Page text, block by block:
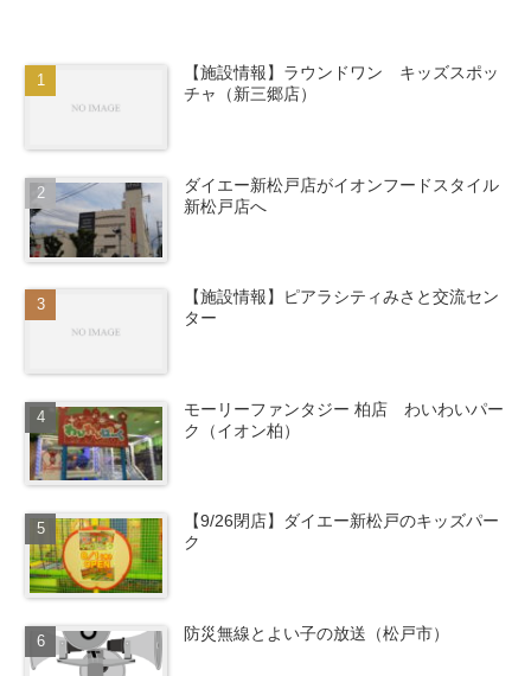
【施設情報】ラウンドワン キッズスポッ
チャ（新三郷店）
ダイエー新松戸店がイオンフードスタイル
新松戸店へ
【施設情報】ピアラシティみさと交流セン
ター
モーリーファンタジー 柏店 わいわいパー
ク（イオン柏）
【9/26閉店】ダイエー新松戸のキッズパー
ク
防災無線とよい子の放送（松戸市）